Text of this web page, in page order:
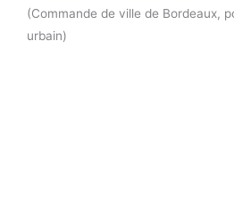
(Commande de ville de Bordeaux,
urbain)